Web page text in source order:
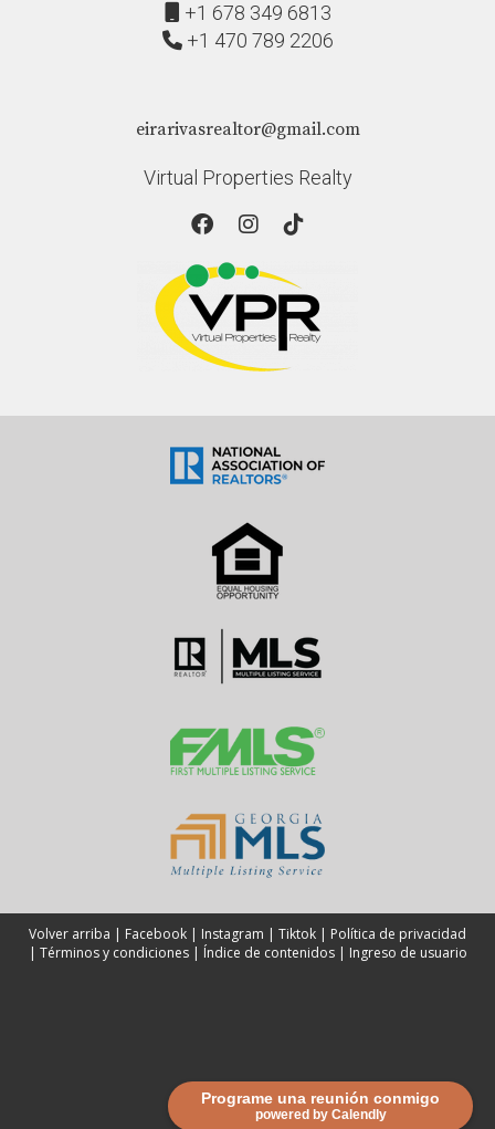
Programe una reunión conmigo
powered by Calendly
+1 678 349 6813
+1 470 789 2206
eirarivasrealtor@gmail.com
Virtual Properties Realty
Volver arriba | Facebook | Instagram | Tiktok | Política de privacidad
| Términos y condiciones| Índice de contenidos| Ingreso de usuario